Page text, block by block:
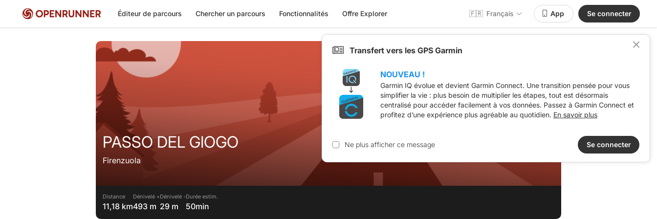
Éditeur de parcours Chercher un parcours Fonctionnalités Offre Explorer 🇫🇷 Français App Se connecter
PASSO DEL GIOGO
Firenzuola
Distance
11,18 km
Dénivelé +
493 m
Dénivelé -
29 m
Durée estim.
50min
Transfert vers les GPS Garmin
NOUVEAU !
Garmin IQ évolue et devient Garmin Connect. Une transition pensée pour vous
simplifier la vie : plus besoin de multiplier les étapes, tout est désormais
centralisé pour accéder facilement à vos données. Passez à Garmin Connect et
profitez d’une expérience plus agréable au quotidien. En savoir plus
Ne plus afficher ce message Se connecter